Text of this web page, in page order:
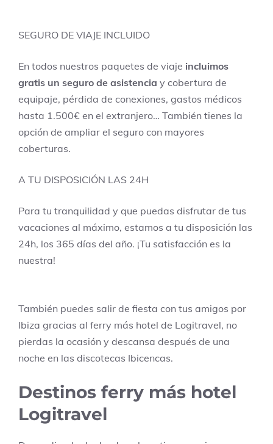
SEGURO DE VIAJE INCLUIDO
En todos nuestros paquetes de viaje incluimos
gratis un seguro de asistencia y cobertura de
equipaje, pérdida de conexiones, gastos médicos
hasta 1.500€ en el extranjero… También tienes la
opción de ampliar el seguro con mayores
coberturas.
A TU DISPOSICIÓN LAS 24H
Para tu tranquilidad y que puedas disfrutar de tus
vacaciones al máximo, estamos a tu disposición las
24h, los 365 días del año. ¡Tu satisfacción es la
nuestra!
También puedes salir de fiesta con tus amigos por
Ibiza gracias al ferry más hotel de Logitravel, no
pierdas la ocasión y descansa después de una
noche en las discotecas Ibicencas.
Destinos ferry más hotel
Logitravel